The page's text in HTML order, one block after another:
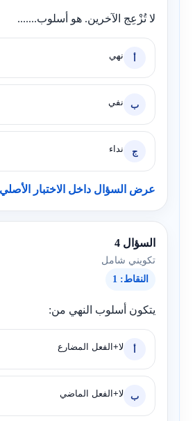
لا تُزْعِج الآخرين. هو أسلوب.......
أ نهي
ب نفي
ج نداء
عرض السؤال داخل الاختبار الأصلي
السؤال 4
تكويني شامل
النقاط: 1
يتكون أسلوب النهي من:
أ لا+الفعل المضارع
ب لا+الفعل الماضي